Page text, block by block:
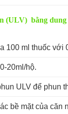
(ULV) bằng dung
100 ml thuốc với
20ml/hộ.
ULV để phun
bề mặt của căn